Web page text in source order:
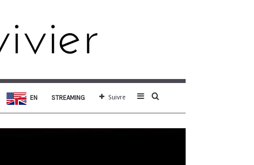
EN STREAMING Rechercher
Sidebar
(barre
Suivre